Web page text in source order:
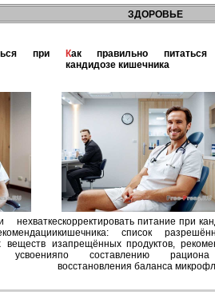
ЗДОРОВЬЕ
нехватке
веществ и
Как правильно питаться при
кандидозе кишечника
скорректировать питание при
кишечника: список
запрещённых продуктов,
по составлению
восстановления баланса